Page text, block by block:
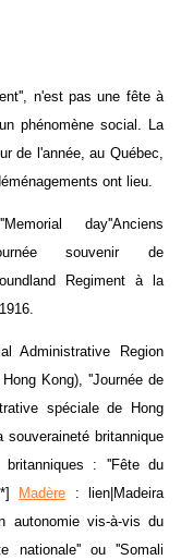
n'est pas une fête à
phénomène social. La
de l'année, au Québec,
ont lieu.
day''Anciens
souvenir de
Regiment à la
Administrative Region
Kong), ''Journée de
spéciale de Hong
britannique
: ''Fête du
Madère : lien|Madeira
autonomie vis-à-vis du
nationale'' ou ''Somali